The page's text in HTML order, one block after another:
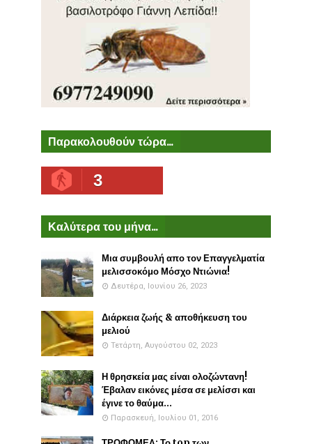
Παρακολουθούν τώρα...
3
Καλύτερα του μήνα...
Μια συμβουλή απο τον Επαγγελματία
μελισσοκόμο Μόσχο Ντιώνια!
Δευτέρα, Ιουνίου 26, 2023
Διάρκεια ζωής & αποθήκευση του
μελιού
Τετάρτη, Αυγούστου 02, 2023
Η θρησκεία μας είναι ολοζώντανη!
Έβαλαν εικόνες μέσα σε μελίσσι και
έγινε το θαύμα...
Παρασκευή, Ιουλίου 01, 2016